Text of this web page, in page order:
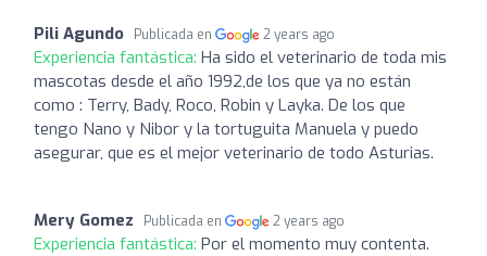
Pili Agundo Publicada en 2 years ago
Experiencia fantástica: Ha sido el veterinario de toda mis
mascotas desde el año 1992,de los que ya no están
como : Terry, Bady, Roco, Robin y Layka. De los que
tengo Nano y Nibor y la tortuguita Manuela y puedo
asegurar, que es el mejor veterinario de todo Asturias.
Mery Gomez Publicada en 2 years ago
Experiencia fantástica: Por el momento muy contenta.